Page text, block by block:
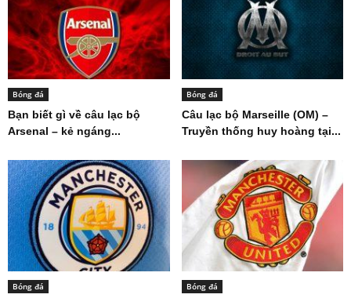
Bóng đá
Bạn biết gì về câu lạc bộ
Arsenal – kẻ ngáng...
Bóng đá
Câu lạc bộ Marseille (OM) –
Truyền thống huy hoàng tại...
Bóng đá Bóng đá